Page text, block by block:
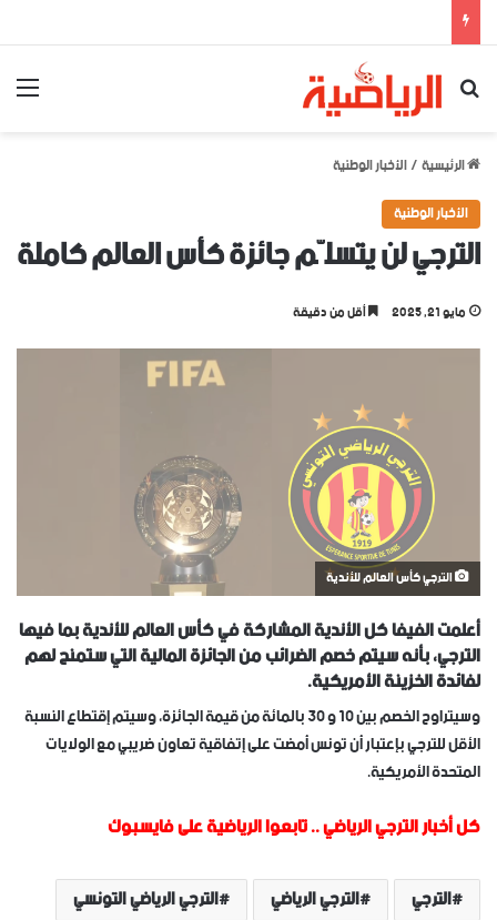
بحث عن
الرئيسية/الأخبار الوطنية
الأخبار الوطنية
الترجي لن يتسلّم جائزة كأس العالم كاملة
مايو 21, 2025 أقل من دقيقة
الترجي كأس العالم للأندية
أعلمت الفيفا كل الأندية المشاركة في كأس العالم للأندية بما فيها
الترجي، بأنه سيتم خصم الضرائب من الجائزة المالية التي ستمنح لهم
لفائدة الخزينة الأمريكية.
وسيتراوح الخصم بين 10 و 30 بالمائة من قيمة الجائزة، وسيتم إقتطاع النسبة
الأقل للترجي بإعتبار أن تونس أمضت على إتفاقية تعاون ضريبي مع الولايات
المتحدة الأمريكية.
كل أخبار الترجي الرياضي..تابعوا الرياضية على فايسبوك
الترجي الترجي الرياضي
الترجي الرياضي التونسي